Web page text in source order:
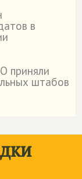
в
приняли
штабов